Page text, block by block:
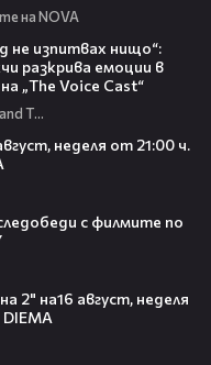
на NOVA
не изпитвах нищо“:
разкрива емоции в
„The Voice Cast“
The Voice Radio and TV Bulgaria
неделя от 21:00 ч.
с филмите по
2" на16 август, неделя